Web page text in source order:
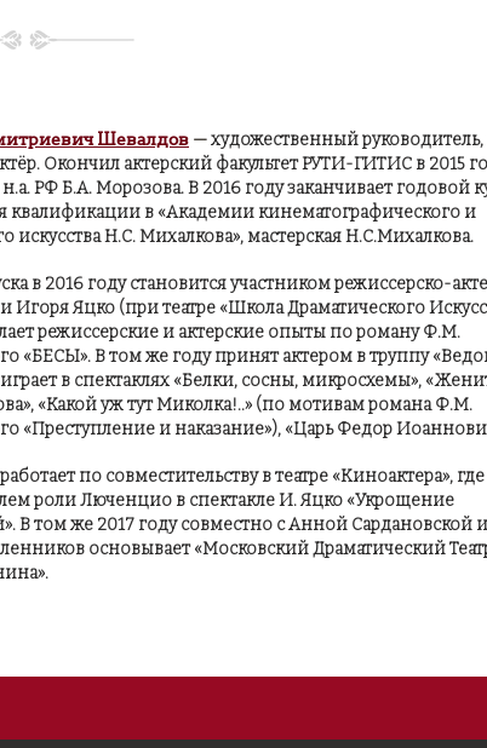
Шевалдов —художественный
Окончил актерский факультет РУТИ-ГИТИС в 2015
РФ Б.А. Морозова. В 2016 году заканчивает годовой
в «Академии кинематографического и
искусства Н.С. Михалкова», мастерская Н.С.Михалкова.
в 2016 году становится участником режиссерско-
Игоря Яцко (при театре «Школа Драматического
режиссерские и актерские опыты по роману Ф.М.
«БЕСЫ».В том же году принят актером в труппу
играет в спектаклях «Белки, сосны, микросхемы»,
«Какой уж тут Миколка!..» (по мотивам романа Ф.М.
«Преступление и наказание»), «Царь Федор
по совместительству в театре «Киноактера»,
роли Люченцио в спектакле И. Яцко «Укрощение
В том же 2017 году совместно с Анной Сардановской
основывает «Московский Драматический